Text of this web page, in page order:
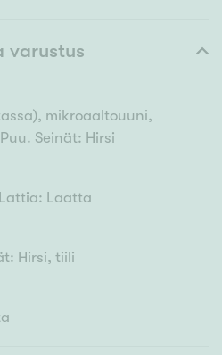
varustus
mikroaaltouuni,
Seinät: Hirsi
Laatta
Hirsi, tiili